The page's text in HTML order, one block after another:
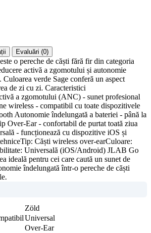
Evaluări (0)
o pereche de căști fără fir din categoria
activă a zgomotului și autonomie
verde Sage conferă un aspect
de zi cu zi. Caracteristici
a zgomotului (ANC) - sunet profesional
wireless - compatibil cu toate dispozitivele
Autonomie îndelungată a bateriei - până la
Over-Ear - confortabil de purtat toată ziua
- funcționează cu dispozitive iOS și
Căști wireless over-earCuloare:
Universală (iOS/Android) JLAB Go
ideală pentru cei care caută un sunet de
îndelungată într-o pereche de căști
Zöld
Universal
Over-Ear